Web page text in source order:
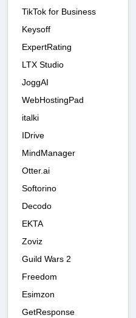
TikTok for Business
Keysoff
ExpertRating
LTX Studio
JoggAI
WebHostingPad
italki
IDrive
MindManager
Otter.ai
Softorino
Decodo
EKTA
Zoviz
Guild Wars 2
Freedom
Esimzon
GetResponse